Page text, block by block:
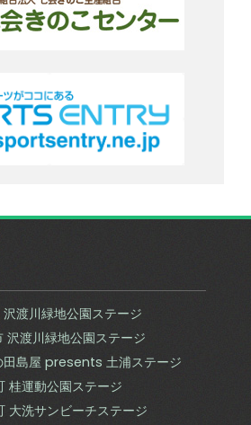
沢渡川緑地公園ステージ
沢渡川緑地公園ステージ
田島屋 presents 土浦ステージ
桂運動公園ステージ
大洗サンビーチステージ